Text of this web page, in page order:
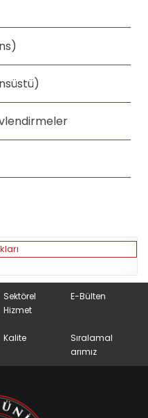
Sektörel
Hizmet
E-Bülten
Kalite
Sıralamal
arımız